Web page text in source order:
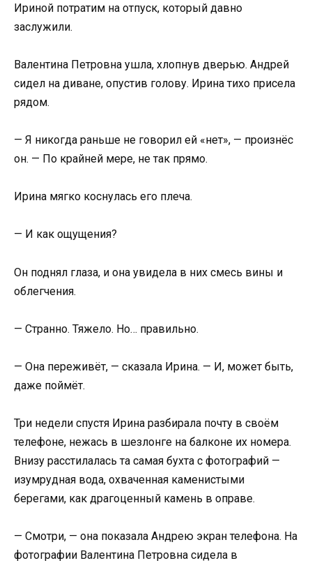
Ириной потратим на отпуск, который давно
заслужили.
Валентина Петровна ушла, хлопнув дверью. Андрей
сидел на диване, опустив голову. Ирина тихо присела
рядом.
— Я никогда раньше не говорил ей «нет», — произнёс
он. — По крайней мере, не так прямо.
Ирина мягко коснулась его плеча.
— И как ощущения?
Он поднял глаза, и она увидела в них смесь вины и
облегчения.
— Странно. Тяжело. Но… правильно.
— Она переживёт, — сказала Ирина. — И, может быть,
даже поймёт.
Три недели спустя Ирина разбирала почту в своём
телефоне, нежась в шезлонге на балконе их номера.
Внизу расстилалась та самая бухта с фотографий —
изумрудная вода, охваченная каменистыми
берегами, как драгоценный камень в оправе.
— Смотри, — она показала Андрею экран телефона. На
фотографии Валентина Петровна сидела в